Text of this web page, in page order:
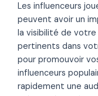
Les influenceurs
peuvent avoir un
la visibilité de votre
pertinents dans
pour promouvoir
influenceurs
rapidement une